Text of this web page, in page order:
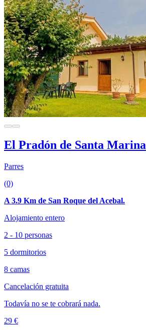
El Pradón de Santa Marina
Parres
(0)
A 3.9 Km de San Roque del Acebal.
Alojamiento entero
2 - 10 personas
5 dormitorios
8 camas
Cancelación gratuita
Todavía no se te cobrará nada.
29 €